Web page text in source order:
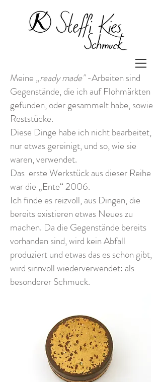
Meine „ready made"-Arbeiten sind
Gegenstände, die ich auf Flohmärkten
gefunden, oder gesammelt habe, sowie
Reststücke.
Diese Dinge habe ich nicht bearbeitet,
nur etwas gereinigt, und so, wie sie
waren, verwendet.
Das erste Werkstück aus dieser Reihe
war die „Ente“ 2006.
Ich finde es reizvoll, aus Dingen, die
bereits existieren etwas Neues zu
machen. Da die Gegenstände bereits
vorhanden sind, wird kein Abfall
produziert und etwas das es schon gibt,
wird sinnvoll wiederverwendet: als
besonderer Schmuck.